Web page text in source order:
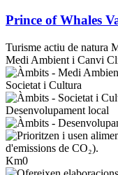
Prince of Whales
Turisme actiu de natura
Medi Ambient i Canvi
Societat i Cultura
Desenvolupament local
Km0